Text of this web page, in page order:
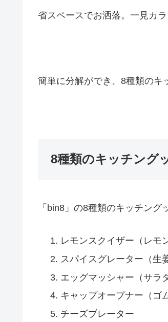
省スペースでお洒落。一見カ
簡単に分解ができ、8種類のキ
8種類のキッチング
「bin8」の8種類のキッチング
レモンスクイザー（レモ
スパイスグレーター（生
エッグマッシャー（サラ
キャップオープナー（ゴ
チーズブレーター